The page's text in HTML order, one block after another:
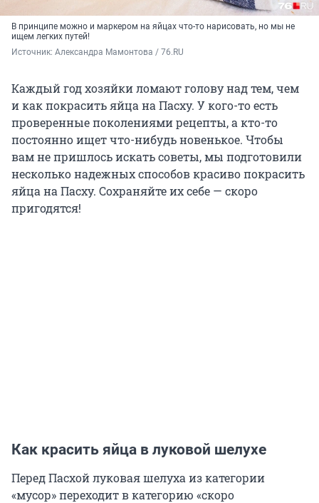
В принципе можно и маркером на яйцах что-то нарисовать, но мы не
ищем легких путей!
Источник: Александра Мамонтова / 76.RU
Каждый год хозяйки ломают голову над тем, чем
и как покрасить яйца на Пасху. У кого-то есть
проверенные поколениями рецепты, а кто-то
постоянно ищет что-нибудь новенькое. Чтобы
вам не пришлось искать советы, мы подготовили
несколько надежных способов красиво покрасить
яйца на Пасху. Сохраняйте их себе — скоро
пригодятся!
Как красить яйца в луковой шелухе
Перед Пасхой луковая шелуха из категории
«мусор» переходит в категорию «скоро